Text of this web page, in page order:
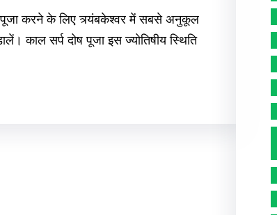
पूजा करने के लिए त्र्यंबकेश्वर में सबसे अनुकूल
काल सर्प दोष पूजा इस ज्योतिषीय स्थिति